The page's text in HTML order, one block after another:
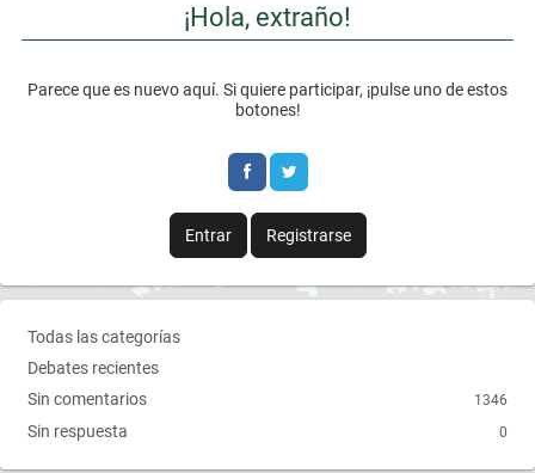
¡Hola, extraño!
Parece que es nuevo aquí. Si quiere participar, ¡pulse uno de estos
botones!
Entrar Registrarse
E
n
a
c
e
Todas las categorías
Debates recientes
Sin comentarios
1346
Sin respuesta 0